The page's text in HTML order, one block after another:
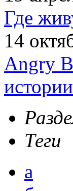
Где
14
Angry
Теги
а